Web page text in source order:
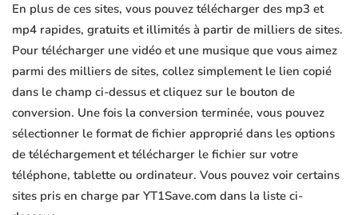
En plus de ces sites, vous pouvez télécharger des mp3 et
mp4 rapides, gratuits et illimités à partir de milliers de sites.
Pour télécharger une vidéo et une musique que vous aimez
parmi des milliers de sites, collez simplement le lien copié
dans le champ ci-dessus et cliquez sur le bouton de
conversion. Une fois la conversion terminée, vous pouvez
sélectionner le format de fichier approprié dans les options
de téléchargement et télécharger le fichier sur votre
téléphone, tablette ou ordinateur. Vous pouvez voir certains
sites pris en charge par YT1Save.com dans la liste ci-